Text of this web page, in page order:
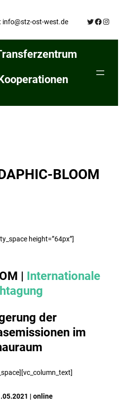
info@stz-ost-west.de Twitter
BLOOM
height=”64px”]
| Internationale
der
im
| online